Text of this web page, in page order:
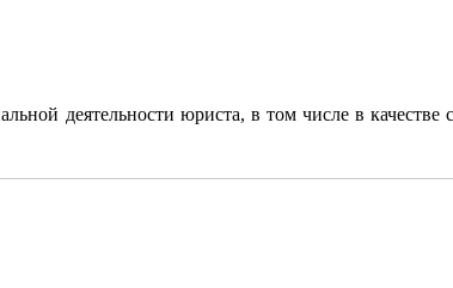
деятельности юриста, в том числе в качестве